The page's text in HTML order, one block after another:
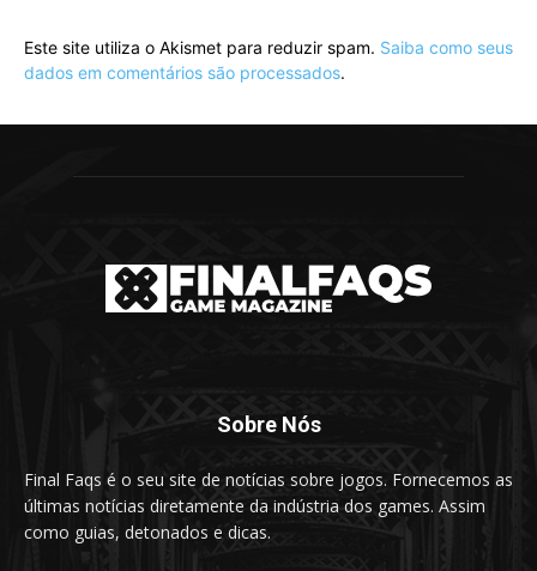
Este site utiliza o Akismet para reduzir spam. Saiba como seus
dados em comentários são processados.
Sobre Nós
Final Faqs é o seu site de notícias sobre jogos. Fornecemos as
últimas notícias diretamente da indústria dos games. Assim
como guias, detonados e dicas.